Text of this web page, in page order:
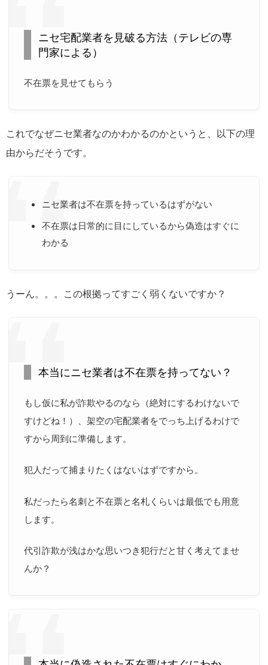
ニセ宅配業者を見破る方法（テレビの専
門家による）
不在票を見せてもらう
これでなぜニセ業者なのかわかるのかというと、以下の理
由からだそうです。
ニセ業者は不在票を持っているはずがない
不在票は日常的に目にしているから偽造はすぐに
わかる
うーん。。。この根拠ってすごく弱くないですか？
本当にニセ業者は不在票を持ってない？
もし仮に私が詐欺やるのなら（絶対にするわけないで
すけどね！）、架空の宅配業者をでっち上げるわけで
すから周到に準備します。
犯人だって捕まりたくはないはずですから。
私だったら名刺と不在票と名札くらいは最低でも用意
します。
代引詐欺が浅はかな思いつき犯行だと甘く考えてませ
んか？